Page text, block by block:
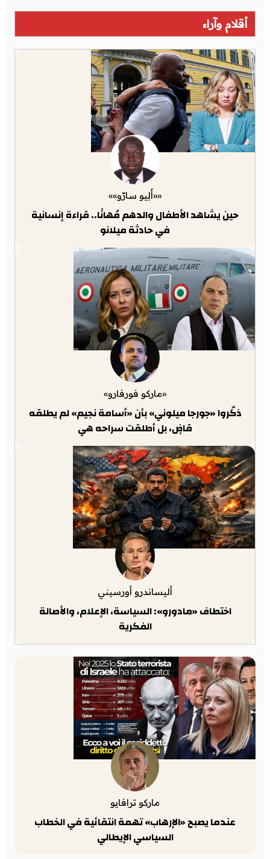
أقلام وآراء
««أَلِيو سارّو»»
حين يشاهد الأطفال والدهم مُهانًا.. قراءة إنسانية
في حادثة ميلانو
«ماركو فورفارو»
ذكّروا «جورجا ميلوني» بأن «أسامة نجيم» لم يطلقه
قاضٍ، بل أطلقت سراحه هي
أليساندرو أورسيني
اختطاف «مادورو»: السياسة، الإعلام، والأصالة
الفكرية
ماركو ترافايو
عندما يصبح «الإرهاب» تهمة انتقائية في الخطاب
السياسي الإيطالي